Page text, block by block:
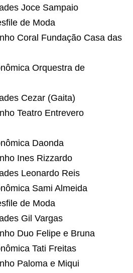
Joce Sampaio
de Moda
Coral Fundação Casa das
Orquestra de
Cezar (Gaita)
Teatro Entrevero
Daonda
Ines Rizzardo
Leonardo Reis
Sami Almeida
de Moda
Gil Vargas
Duo Felipe e Bruna
Tati Freitas
Paloma e Miqui